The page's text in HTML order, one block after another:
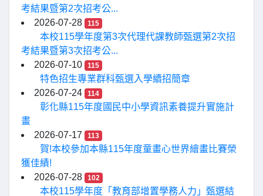
考結果暨第2次招考公...
2026-07-28
115
本校115學年度第3次代理代課教師甄選第2次招
考結果暨第3次招考公...
2026-07-10
115
特色招生專業群科甄選入學續招簡章
2026-07-24
114
彰化縣115年度國民中小學資訊素養提升實施計
畫
2026-07-17
113
賀!本校參加本縣115年度童畫心世界繪畫比賽榮
獲佳績!
2026-07-28
102
本校115學年度「教育部增置學務人力」甄選結